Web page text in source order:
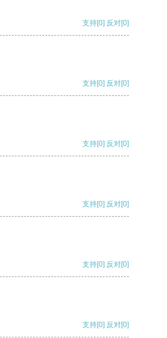
支持[0] 反对[0]
支持[0] 反对[0]
支持[0] 反对[0]
支持[0] 反对[0]
支持[0] 反对[0]
支持[0] 反对[0]